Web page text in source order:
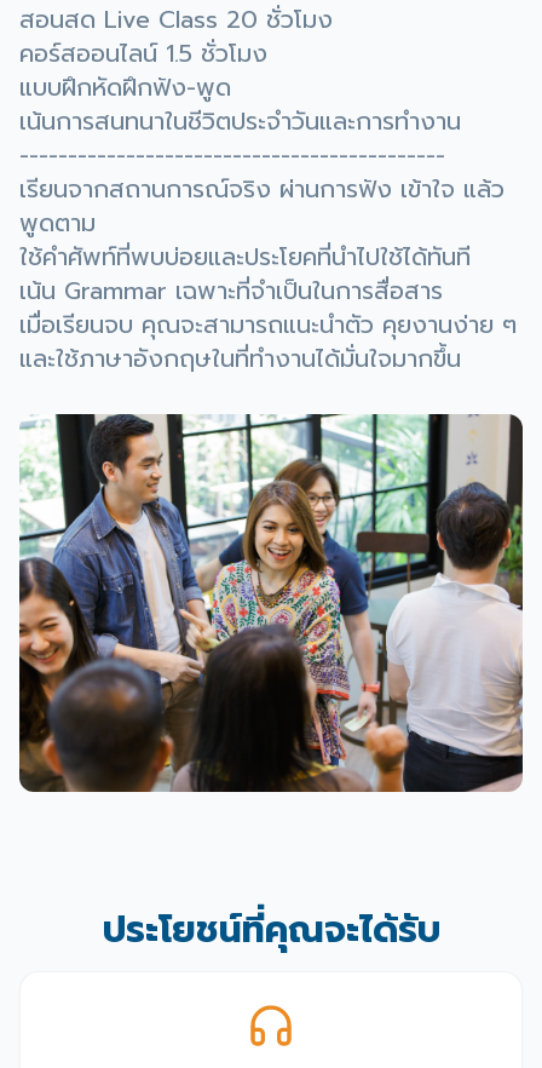
สอนสด Live Class 20 ชั่วโมง
คอร์สออนไลน์ 1.5 ชั่วโมง
แบบฝึกหัดฝึกฟัง-พูด
เน้นการสนทนาในชีวิตประจำวันและการทำงาน
--------------------------------------------
เรียนจากสถานการณ์จริง ผ่านการฟัง เข้าใจ แล้ว
พูดตาม
ใช้คำศัพท์ที่พบบ่อยและประโยคที่นำไปใช้ได้ทันที
เน้น Grammar เฉพาะที่จำเป็นในการสื่อสาร
เมื่อเรียนจบ คุณจะสามารถแนะนำตัว คุยงานง่าย ๆ
และใช้ภาษาอังกฤษในที่ทำงานได้มั่นใจมากขึ้น
ประโยชน์ที่คุณจะได้รับ